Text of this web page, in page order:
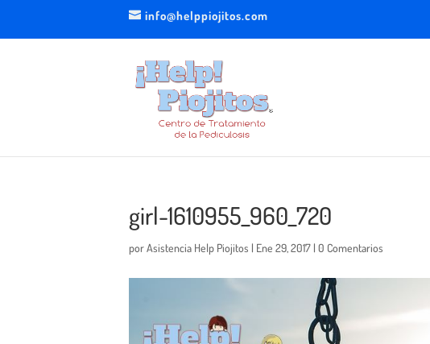
info@helppiojitos.com
girl-1610955_960_720
porAsistencia Help Piojitos | Ene 29, 2017 | 0 Comentarios